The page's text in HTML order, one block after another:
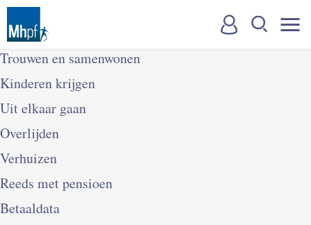
Trouwen en samenwonen
Kinderen krijgen
Uit elkaar gaan
Overlijden
Verhuizen
Reeds met pensioen
Betaaldata